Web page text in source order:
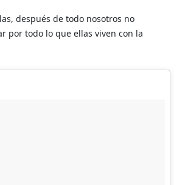
después de todo nosotros no
por todo lo que ellas viven con la